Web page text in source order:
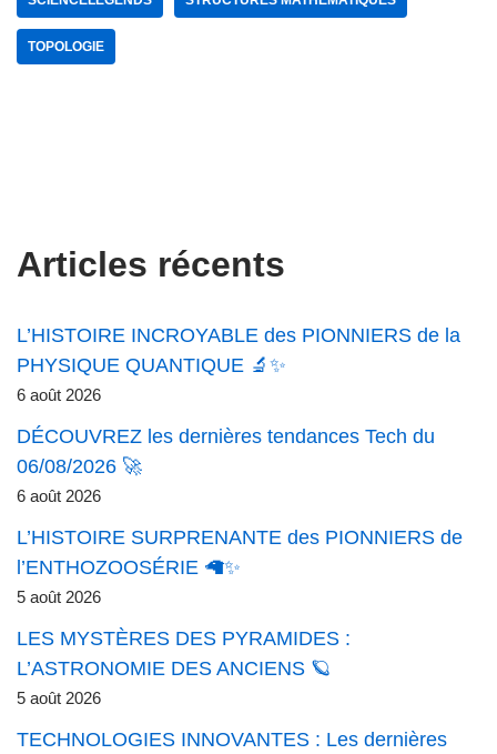
TOPOLOGIE
Articles récents
L’HISTOIRE INCROYABLE des PIONNIERS de la
PHYSIQUE QUANTIQUE 🔬✨
6 août 2026
DÉCOUVREZ les dernières tendances Tech du
06/08/2026 🚀
6 août 2026
L’HISTOIRE SURPRENANTE des PIONNIERS de
l’ENTHOZOOSÉRIE 🦙✨
5 août 2026
LES MYSTÈRES DES PYRAMIDES :
L’ASTRONOMIE DES ANCIENS 🪐
5 août 2026
TECHNOLOGIES INNOVANTES : Les dernières